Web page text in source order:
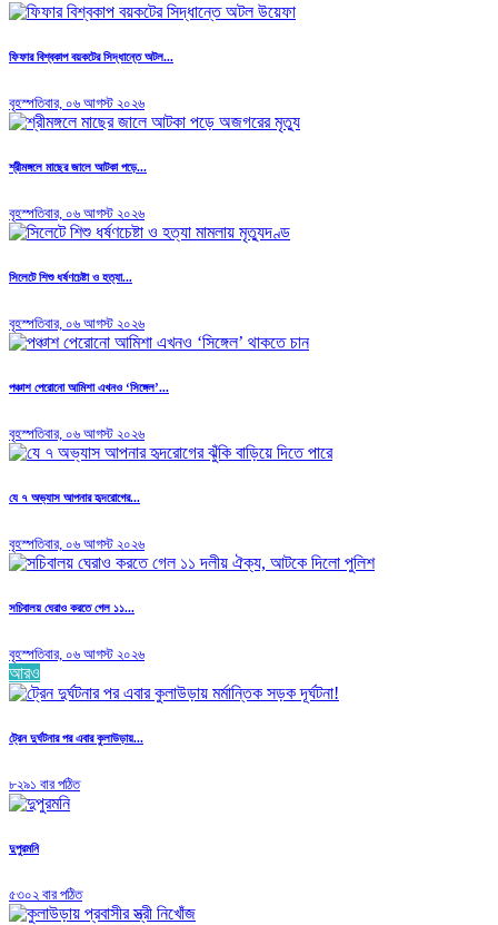
ফিফার বিশ্বকাপ বয়কটের সিদ্ধান্তে অটল...
বৃহস্পতিবার, ০৬ আগস্ট ২০২৬
শ্রীমঙ্গলে মাছের জালে আটকা পড়ে...
বৃহস্পতিবার, ০৬ আগস্ট ২০২৬
সিলেটে শিশু ধর্ষণচেষ্টা ও হত্যা...
বৃহস্পতিবার, ০৬ আগস্ট ২০২৬
পঞ্চাশ পেরোনো আমিশা এখনও ‘সিঙ্গেল’...
বৃহস্পতিবার, ০৬ আগস্ট ২০২৬
যে ৭ অভ্যাস আপনার হৃদরোগের...
বৃহস্পতিবার, ০৬ আগস্ট ২০২৬
সচিবালয় ঘেরাও করতে গেল ১১...
বৃহস্পতিবার, ০৬ আগস্ট ২০২৬
আরও
ট্রেন দুর্ঘটনার পর এবার কুলাউড়ায়...
৮২৯১ বার পঠিত
দুপুরমনি
৫৩০২ বার পঠিত